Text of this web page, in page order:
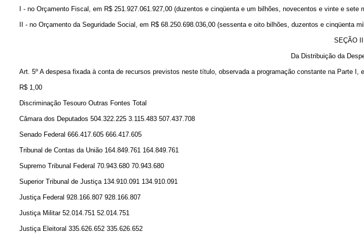
I - no Orçamento Fiscal, em R$ 251.927.061.927,00 (duzentos e cinqüenta e um bilhões, novecentos e vinte e
II - no Orçamento da Seguridade Social, em R$ 68.250.698.036,00 (sessenta e oito bilhões, duzentos e cinqüenta
SEÇÃO II
Da Distribuição da
Art. 5º A despesa fixada à conta de recursos previstos neste título, observada a programação constante na Parte I,
R$ 1,00
Discriminação Tesouro Outras Fontes Total
Câmara dos Deputados 504.322.225 3.115.483 507.437.708
Senado Federal 666.417.605 666.417.605
Tribunal de Contas da União 164.849.761 164.849.761
Supremo Tribunal Federal 70.943.680 70.943.680
Superior Tribunal de Justiça 134.910.091 134.910.091
Justiça Federal 928.166.807 928.166.807
Justiça Militar 52.014.751 52.014.751
Justiça Eleitoral 335.626.652 335.626.652